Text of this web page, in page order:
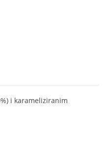
i karameliziranim